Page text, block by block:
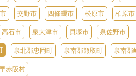
交野市 四條畷市 松原市 柏原市
高石市 泉大津市 貝塚市 泉佐野市
泉北郡忠岡町 泉南郡熊取町 泉南郡
赤阪村